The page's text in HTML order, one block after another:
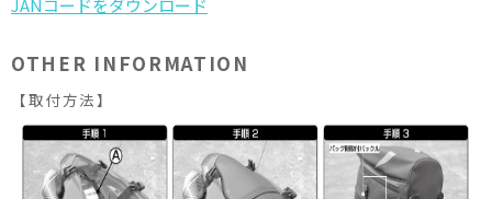
OTHER INFORMATION
【取付方法】